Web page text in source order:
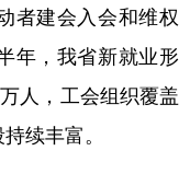
者建会入会和维权
年，我省新就业形
人，工会组织覆盖
续丰富。